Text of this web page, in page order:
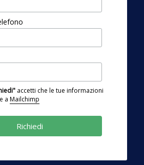
accetti che le tue informazioni
a Mailchimp